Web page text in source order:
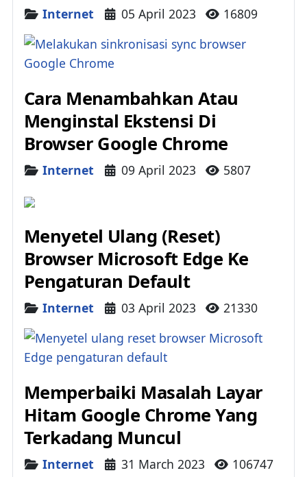
Details
Internet 05 April 2023 16809
Cara Menambahkan Atau
Menginstal Ekstensi Di
Browser Google Chrome
Details
Internet 09 April 2023 5807
Menyetel Ulang (Reset)
Browser Microsoft Edge Ke
Pengaturan Default
Details
Internet 03 April 2023 21330
Memperbaiki Masalah Layar
Hitam Google Chrome Yang
Terkadang Muncul
Details
Internet 31 March 2023 106747